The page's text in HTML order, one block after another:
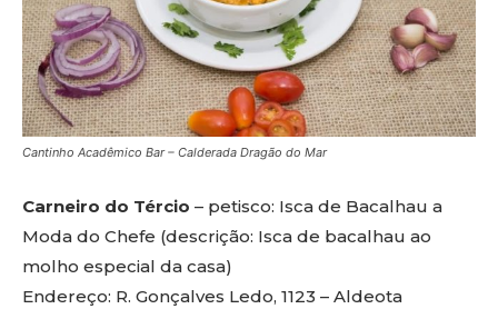
Cantinho Acadêmico Bar – Calderada Dragão do Mar
Carneiro do Tércio – petisco: Isca de Bacalhau a
Moda do Chefe (descrição: Isca de bacalhau ao
molho especial da casa)
Endereço: R. Gonçalves Ledo, 1123 – Aldeota